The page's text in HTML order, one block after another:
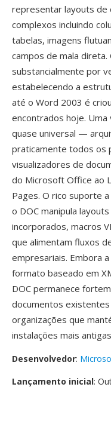
representar layouts de
complexos incluindo
tabelas, imagens
campos de mala
substancialmente por
estabelecendo a
até o Word 2003 é
encontrados hoje.
quase universal —
praticamente todos os
visualizadores de
do Microsoft Office ao
Pages. O rico suporte
o DOC manipula
incorporados, macros
que alimentam fluxos
empresariais. Embora
formato baseado em
DOC permanece
documentos
organizações que
instalações mais
Desenvolvedor:
Lançamento inicial: